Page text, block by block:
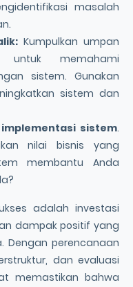
masalah
Kumpulkan umpan
memahami
sistem. Gunakan
sistem dan
implementasi sistem.
nilai bisnis yang
membantu Anda
adalah investasi
dampak positif yang
Dengan perencanaan
dan evaluasi
memastikan bahwa